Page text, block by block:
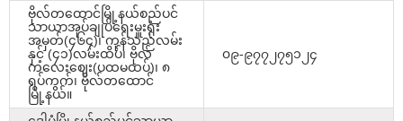
ဗိုလ်တထောင်မြို့နယ်စည်ပင်
သာယာအုပ်ချုပ်ရေးမှူးရုံး
အမှတ်(၄၆၄)၊ ကုန်သည်လမ်း
နှင့် (၄၁)လမ်းထိပ်၊ ဗိုလ်
ကလေးဈေး(ပထမထပ်)၊ ၈
ရပ်ကွက်၊ ဗိုလ်တထောင်
မြို့နယ်။
၀၉-၉၇၇၂၇၅၁၂၄